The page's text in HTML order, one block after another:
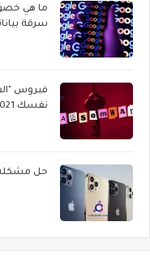
ما هي
سرقة
فيروس
نفسك 2021
حل مشكلة